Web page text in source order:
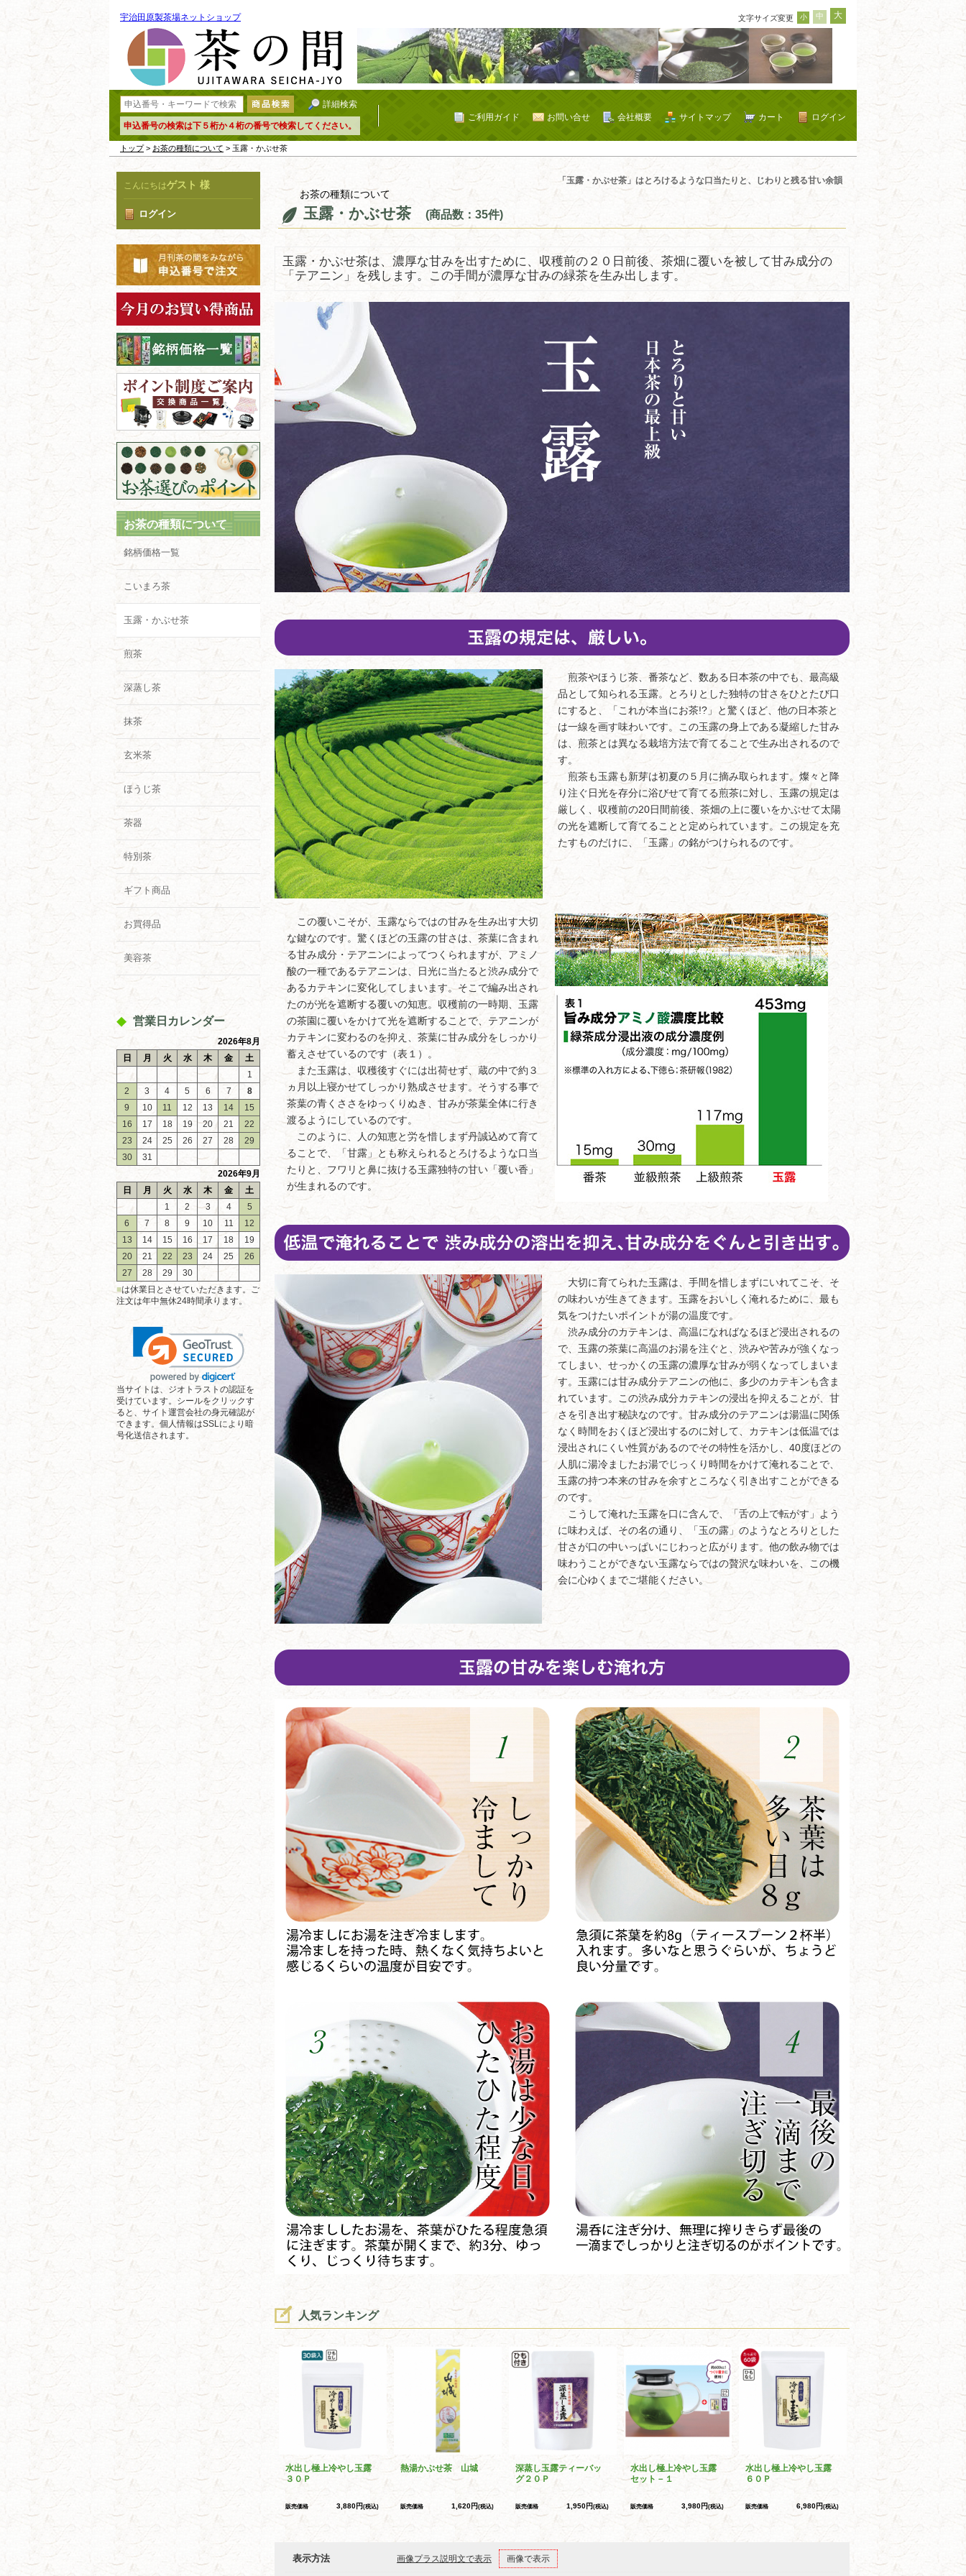
宇治田原製茶場ネットショップ 文字サイズ変更 小 中 大
詳細検索
申込番号の検索は下５桁か４桁の番号で検索してください。
ログイン
カート
サイトマップ
会社概要
お問い合せ
ご利用ガイド
トップ> お茶の種類について > 玉露・かぶせ茶
こんにちはゲスト 様
ログイン
お茶の種類について
銘柄価格一覧
こいまろ茶
玉露・かぶせ茶
煎茶
深蒸し茶
抹茶
玄米茶
ほうじ茶
茶器
特別茶
ギフト商品
お買得品
美容茶
営業日カレンダー
2026年8月
日
月 火 水 木 金
土
1
2
3 4 5 6 7
8
9
10 11 12 13 14
15
16
17 18 19 20 21
22
23
24 25 26 27 28
29
30
31
2026年9月
日
月 火 水 木 金
土
1
2 3 4
5
6
7 8 9 10 11
12
13
14 15 16 17 18
19
20
21 22 23 24 25
26
27
28 29
30
■は休業日とさせていただきます。ご
注文は年中無休24時間承ります。
当サイトは、ジオトラストの認証を
受けています。シールをクリックす
ると、サイト運営会社の身元確認が
できます。個人情報はSSLにより暗
号化送信されます。
「玉露・かぶせ茶」はとろけるような口当たりと、じわりと残る甘い余韻
お茶の種類について
玉露・かぶせ茶 (商品数：35件)
玉露・かぶせ茶は、濃厚な甘みを出すために、収穫前の２０日前後、茶畑に覆いを被して甘み成分の
「テアニン」を残します。この手間が濃厚な甘みの緑茶を生み出します。
煎茶やほうじ茶、番茶など、数ある日本茶の中でも、最高級
品として知られる玉露。とろりとした独特の甘さをひとたび口
にすると、「これが本当にお茶!?」と驚くほど、他の日本茶と
は一線を画す味わいです。この玉露の身上である凝縮した甘み
は、煎茶とは異なる栽培方法で育てることで生み出されるので
す。
煎茶も玉露も新芽は初夏の５月に摘み取られます。燦々と降
り注ぐ日光を存分に浴びせて育てる煎茶に対し、玉露の規定は
厳しく、収穫前の20日間前後、茶畑の上に覆いをかぶせて太陽
の光を遮断して育てることと定められています。この規定を充
たすものだけに、「玉露」の銘がつけられるのです。
この覆いこそが、玉露ならではの甘みを生み出す大切
な鍵なのです。驚くほどの玉露の甘さは、茶葉に含まれ
る甘み成分・テアニンによってつくられますが、アミノ
酸の一種であるテアニンは、日光に当たると渋み成分で
あるカテキンに変化してしまいます。そこで編み出され
たのが光を遮断する覆いの知恵。収穫前の一時期、玉露
の茶園に覆いをかけて光を遮断することで、テアニンが
カテキンに変わるのを抑え、茶葉に甘み成分をしっかり
蓄えさせているのです（表１）。
また玉露は、収穫後すぐには出荷せず、蔵の中で約３
ヵ月以上寝かせてしっかり熟成させます。そうする事で
茶葉の青くささをゆっくりぬき、甘みが茶葉全体に行き
渡るようにしているのです。
このように、人の知恵と労を惜しまず丹誠込めて育て
ることで、「甘露」とも称えられるとろけるような口当
たりと、フワリと鼻に抜ける玉露独特の甘い「覆い香」
が生まれるのです。
大切に育てられた玉露は、手間を惜しまずにいれてこそ、そ
の味わいが生きてきます。玉露をおいしく淹れるために、最も
気をつけたいポイントが湯の温度です。
渋み成分のカテキンは、高温になればなるほど浸出されるの
で、玉露の茶葉に高温のお湯を注ぐと、渋みや苦みが強くなっ
てしまい、せっかくの玉露の濃厚な甘みが弱くなってしまいま
す。玉露には甘み成分テアニンの他に、多少のカテキンも含ま
れています。この渋み成分カテキンの浸出を抑えることが、甘
さを引き出す秘訣なのです。甘み成分のテアニンは湯温に関係
なく時間をおくほど浸出するのに対して、カテキンは低温では
浸出されにくい性質があるのでその特性を活かし、40度ほどの
人肌に湯冷ましたお湯でじっくり時間をかけて淹れることで、
玉露の持つ本来の甘みを余すところなく引き出すことができる
のです。
こうして淹れた玉露を口に含んで、「舌の上で転がす」よう
に味わえば、その名の通り、「玉の露」のようなとろりとした
甘さが口の中いっぱいにじわっと広がります。他の飲み物では
味わうことができない玉露ならではの贅沢な味わいを、この機
会に心ゆくまでご堪能ください。
人気ランキング
水出し極上冷やし玉露
３０Ｐ
販売価格 3,880円(税込)
熱湯かぶせ茶 山城
販売価格 1,620円(税込)
深蒸し玉露ティーバッ
グ２０Ｐ
販売価格 1,950円(税込)
水出し極上冷やし玉露
セット－１
販売価格 3,980円(税込)
水出し極上冷やし玉露
６０Ｐ
販売価格 6,980円(税込)
表示方法 画像プラス説明文で表示 画像で表示